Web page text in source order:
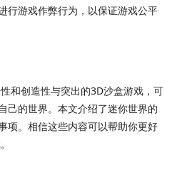
行游戏作弊行为，以保证游戏公平
和创造性与突出的3D沙盒游戏，可
己的世界。本文介绍了迷你世界的
项。相信这些内容可以帮助你更好